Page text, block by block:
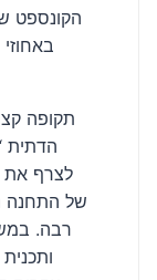
הקונספט
תקופה
הדתית
לצרף את
של התחנה